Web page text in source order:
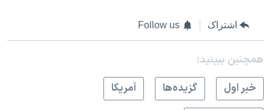
اشتراک Follow us
همچنبن ببینید:
خبر اول
گزيده‌ها
آمريکا